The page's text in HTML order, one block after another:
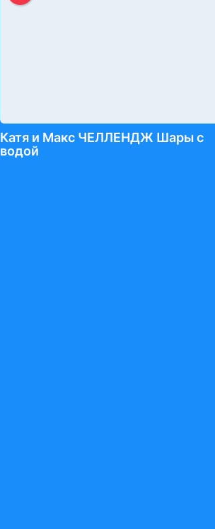
Катя и Макс ЧЕЛЛЕНДЖ Шары с
водой